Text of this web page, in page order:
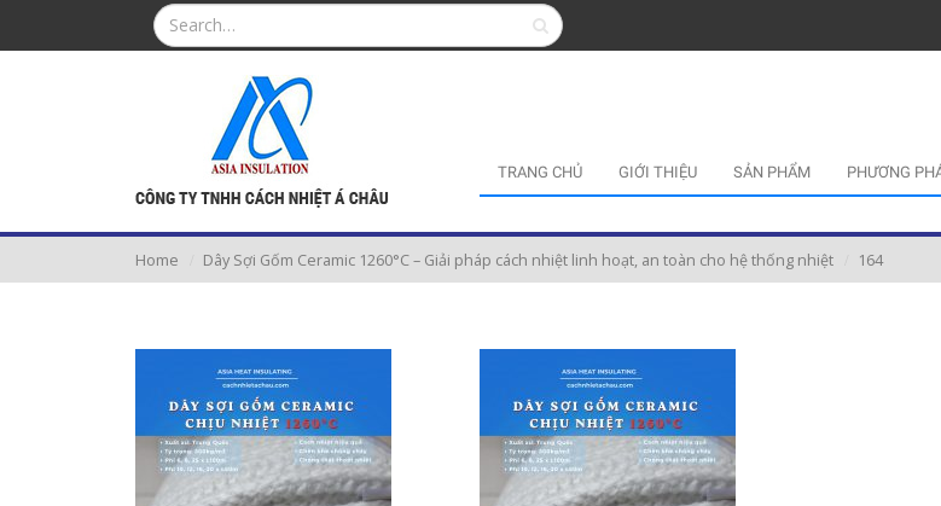
TRANG CHỦ GIỚI THIỆU SẢN PHẨM PHƯƠNG
Home Dây Sợi Gốm Ceramic 1260°C – Giải pháp cách nhiệt linh hoạt, an toàn cho hệ thống nhiệt 164